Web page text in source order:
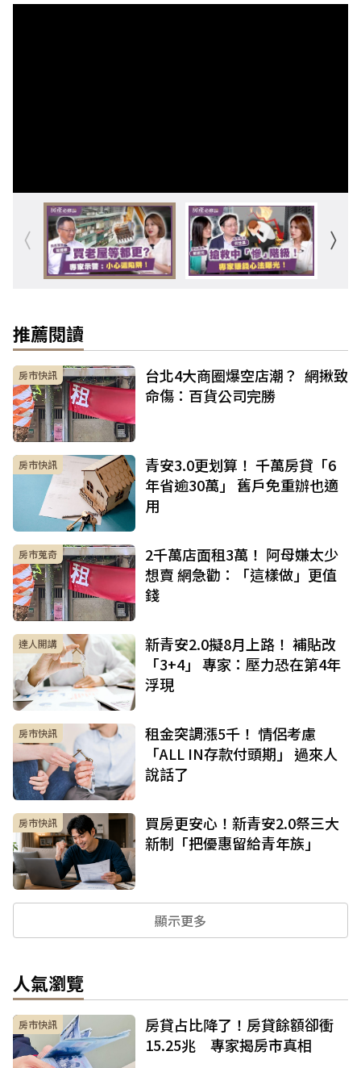
推薦閱讀
房市快訊
台北4大商圈爆空店潮？ 網揪致
命傷：百貨公司完勝
房市快訊
青安3.0更划算！ 千萬房貸「6
年省逾30萬」 舊戶免重辦也適
用
房市蒐奇
2千萬店面租3萬！ 阿母嫌太少
想賣 網急勸：「這樣做」更值
錢
達人開講
新青安2.0擬8月上路！ 補貼改
「3+4」 專家：壓力恐在第4年
浮現
房市快訊
租金突調漲5千！ 情侶考慮
「ALL IN存款付頭期」 過來人
說話了
房市快訊
買房更安心！新青安2.0祭三大
新制「把優惠留給青年族」
顯示更多
人氣瀏覽
房市快訊
房貸占比降了！房貸餘額卻衝
15.25兆 專家揭房市真相